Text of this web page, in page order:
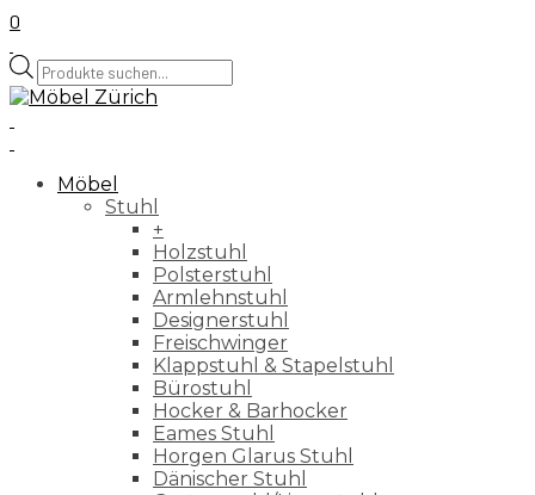
0
Products
search
Möbel
Stuhl
+
Holzstuhl
Polsterstuhl
Armlehnstuhl
Designerstuhl
Freischwinger
Klappstuhl & Stapelstuhl
Bürostuhl
Hocker & Barhocker
Eames Stuhl
Horgen Glarus Stuhl
Dänischer Stuhl